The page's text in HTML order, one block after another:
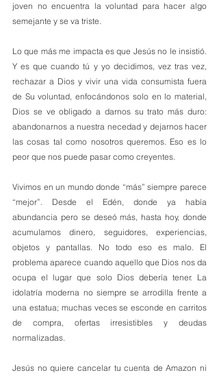
joven no encuentra la voluntad para hacer algo
semejante y se va triste.
Lo que más me impacta es que Jesús no le insistió.
Y es que cuando tú y yo decidimos, vez tras vez,
rechazar a Dios y vivir una vida consumista fuera
de Su voluntad, enfocándonos solo en lo material,
Dios se ve obligado a darnos su trato más duro:
abandonarnos a nuestra necedad y dejarnos hacer
las cosas tal como nosotros queremos. Eso es lo
peor que nos puede pasar como creyentes.
Vivimos en un mundo donde “más” siempre parece
“mejor”. Desde el Edén, donde ya había
abundancia pero se deseó más, hasta hoy, donde
acumulamos dinero, seguidores, experiencias,
objetos y pantallas. No todo eso es malo. El
problema aparece cuando aquello que Dios nos da
ocupa el lugar que solo Dios debería tener. La
idolatría moderna no siempre se arrodilla frente a
una estatua; muchas veces se esconde en carritos
de compra, ofertas irresistibles y deudas
normalizadas.
Jesús no quiere cancelar tu cuenta de Amazon ni